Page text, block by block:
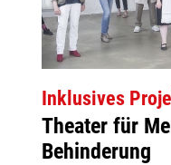
Inklusives
Theater für
Behinderung